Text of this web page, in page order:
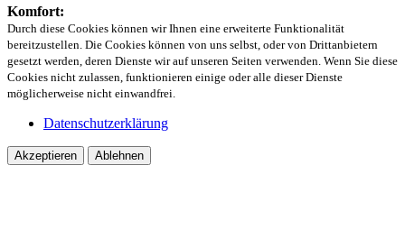
Komfort:
Durch diese Cookies können wir Ihnen eine erweiterte Funktionalität
bereitzustellen. Die Cookies können von uns selbst, oder von Drittanbietern
gesetzt werden, deren Dienste wir auf unseren Seiten verwenden. Wenn Sie diese
Cookies nicht zulassen, funktionieren einige oder alle dieser Dienste
möglicherweise nicht einwandfrei.
Datenschutzerklärung
Akzeptieren Ablehnen